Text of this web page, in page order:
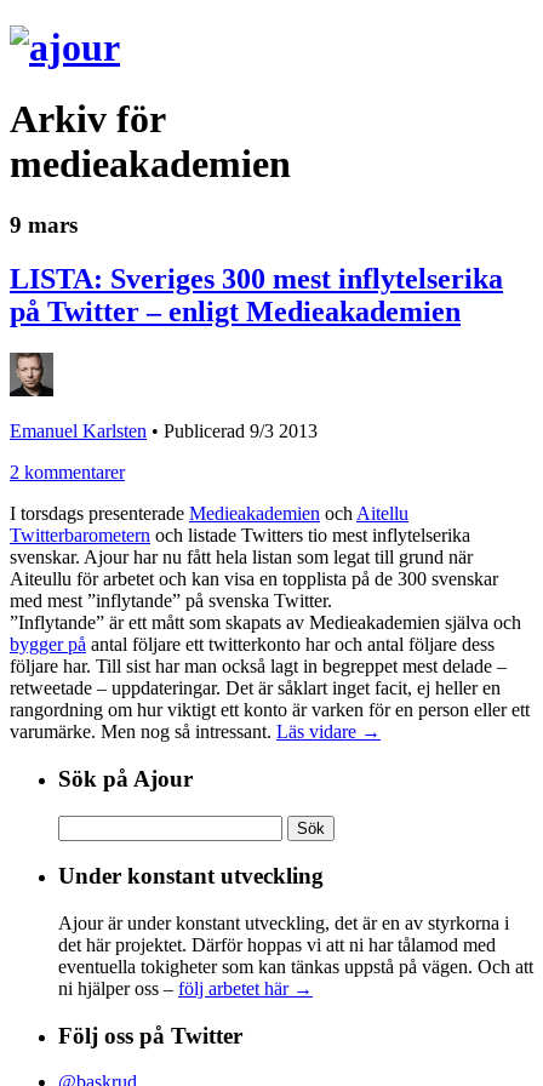
Arkiv för
medieakademien
9 mars
LISTA: Sveriges 300 mest inflytelserika
på Twitter – enligt Medieakademien
Emanuel Karlsten • Publicerad 9/3 2013
2 kommentarer
I torsdags presenterade Medieakademien och Aitellu
Twitterbarometern och listade Twitters tio mest inflytelserika
svenskar. Ajour har nu fått hela listan som legat till grund när
Aiteullu för arbetet och kan visa en topplista på de 300 svenskar
med mest ”inflytande” på svenska Twitter.
”Inflytande” är ett mått som skapats av Medieakademien själva och
bygger på antal följare ett twitterkonto har och antal följare dess
följare har. Till sist har man också lagt in begreppet mest delade –
retweetade – uppdateringar. Det är såklart inget facit, ej heller en
rangordning om hur viktigt ett konto är varken för en person eller ett
varumärke. Men nog så intressant. Läs vidare →
Sök på Ajour
efter:
Under konstant utveckling
Ajour är under konstant utveckling, det är en av styrkorna i
det här projektet. Därför hoppas vi att ni har tålamod med
eventuella tokigheter som kan tänkas uppstå på vägen. Och att
ni hjälper oss – följ arbetet här →
Följ oss på Twitter